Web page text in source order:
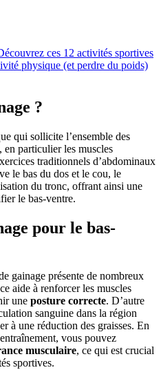
ces 12 activités sportives
physique (et perdre du poids)
?
qui sollicite l’ensemble des
en particulier les muscles
traditionnels d’abdominaux
le bas du dos et le cou, le
du tronc, offrant ainsi une
le bas-ventre.
pour le bas-
gainage présente de nombreux
aide à renforcer les muscles
une posture correcte. D’autre
sanguine dans la région
à une réduction des graisses. En
vous pouvez
musculaire, ce qui est crucial
sportives.